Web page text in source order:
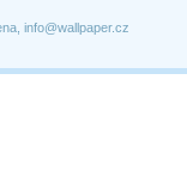
info@wallpaper.cz